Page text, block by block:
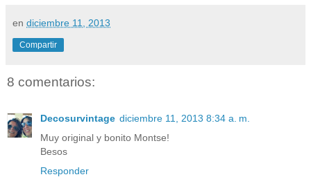
en diciembre 11, 2013
Compartir
8 comentarios:
Decosurvintage diciembre 11, 2013 8:34 a. m.
Muy original y bonito Montse!
Besos
Responder